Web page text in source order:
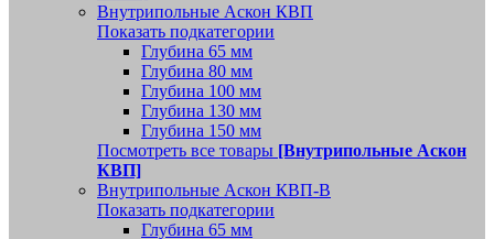
Внутрипольные Аскон КВП
Показать подкатегории
Глубина 65 мм
Глубина 80 мм
Глубина 100 мм
Глубина 130 мм
Глубина 150 мм
Посмотреть все товары [Внутрипольные Аскон
КВП]
Внутрипольные Аскон КВП-В
Показать подкатегории
Глубина 65 мм